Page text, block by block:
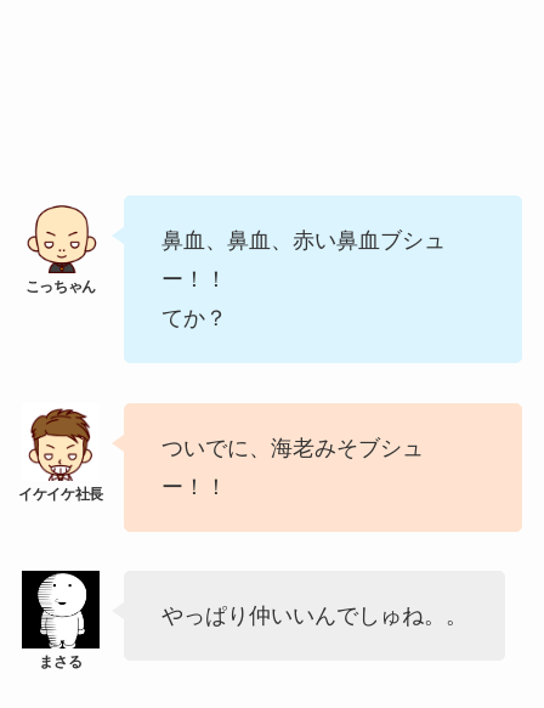
鼻血、鼻血、赤い鼻血ブシュ
ー！！
てか？
ついでに、海老みそブシュ
ー！！
やっぱり仲いいんでしゅね。。